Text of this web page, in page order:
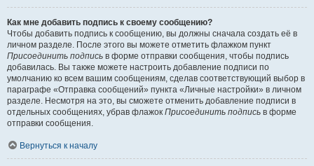
Как мне добавить подпись к своему сообщению?
Чтобы добавить подпись к сообщению, вы должны сначала создать её в
личном разделе. После этого вы можете отметить флажком пункт
Присоединить подпись в форме отправки сообщения, чтобы подпись
добавилась. Вы также можете настроить добавление подписи по
умолчанию ко всем вашим сообщениям, сделав соответствующий выбор в
параграфе «Отправка сообщений» пункта «Личные настройки» в личном
разделе. Несмотря на это, вы сможете отменить добавление подписи в
отдельных сообщениях, убрав флажок Присоединить подпись в форме
отправки сообщения.
Вернуться к началу